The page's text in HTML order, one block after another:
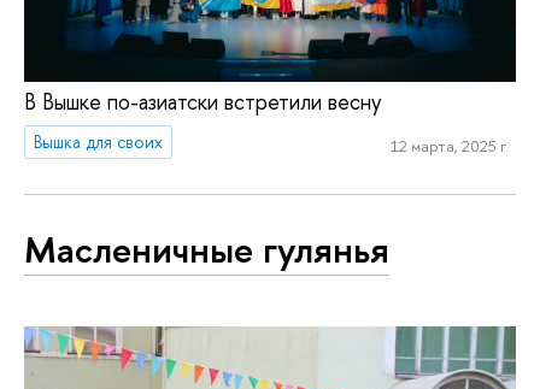
В Вышке по-азиатски встретили весну
Вышка для своих 12 марта, 2025 г.
Масленичные гулянья